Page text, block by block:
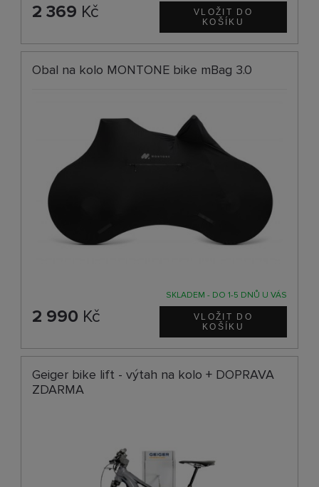
2 369 Kč
Obal na kolo MONTONE bike mBag 3.0
SKLADEM - DO 1-5 DNŮ U VÁS
2 990 Kč
Geiger bike lift - výtah na kolo + DOPRAVA
ZDARMA